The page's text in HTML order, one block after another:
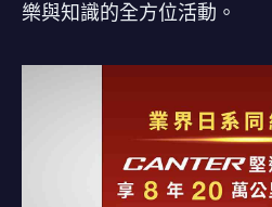
樂與知識的全方位活動。